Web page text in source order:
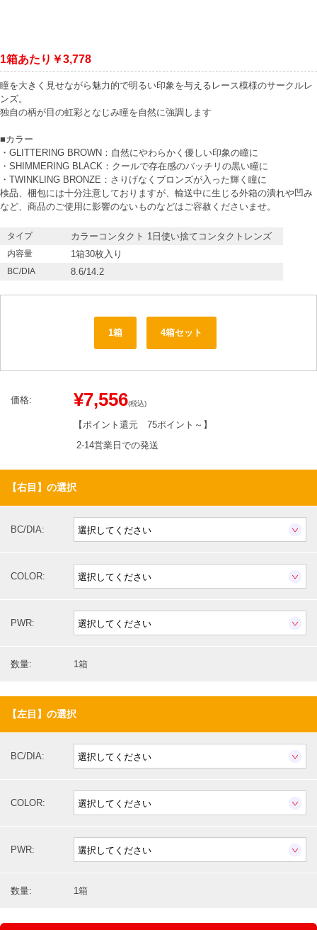
1箱あたり￥3,778
瞳を大きく見せながら魅力的で明るい印象を与えるレース模様のサークルレ
ンズ。
独自の柄が目の虹彩となじみ瞳を自然に強調します
■カラー
・GLITTERING BROWN：自然にやわらかく優しい印象の瞳に
・SHIMMERING BLACK：クールで存在感のバッチリの黒い瞳に
・TWINKLING BRONZE：さりげなくブロンズが入った輝く瞳に
検品、梱包には十分注意しておりますが、輸送中に生じる外箱の潰れや凹み
など、商品のご使用に影響のないものなどはご容赦くださいませ。
タイプ カラーコンタクト 1日使い捨てコンタクトレンズ
内容量 1箱30枚入り
BC/DIA 8.6/14.2
1箱 4箱セット
価格: ¥7,556(税込)
【ポイント還元 75ポイント～ 】
2-14営業日での発送
【右目】の選択
BC/DIA:
COLOR:
PWR:
数量: 1箱
【左目】の選択
BC/DIA:
COLOR:
PWR:
数量: 1箱